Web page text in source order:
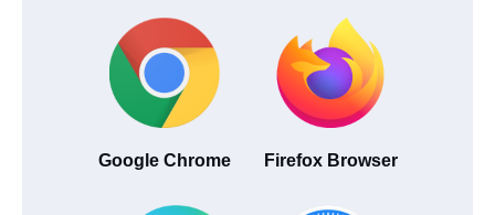
Google Chrome Firefox Browser